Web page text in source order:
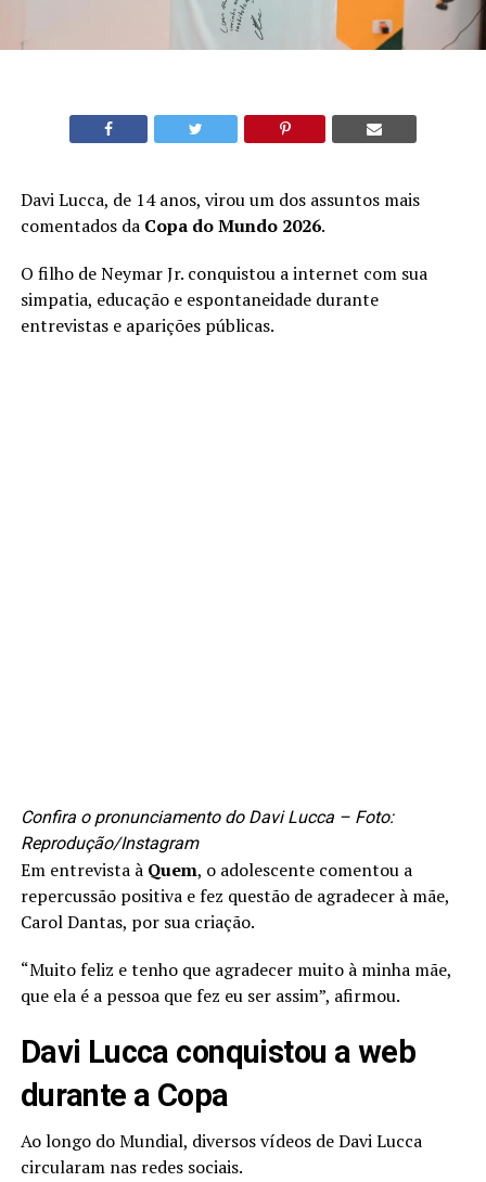
Davi Lucca, de 14 anos, virou um dos assuntos mais
comentados da Copa do Mundo 2026.
O filho de Neymar Jr. conquistou a internet com sua
simpatia, educação e espontaneidade durante
entrevistas e aparições públicas.
Confira o pronunciamento do Davi Lucca – Foto:
Reprodução/Instagram
Em entrevista à Quem, o adolescente comentou a
repercussão positiva e fez questão de agradecer à mãe,
Carol Dantas, por sua criação.
“Muito feliz e tenho que agradecer muito à minha mãe,
que ela é a pessoa que fez eu ser assim”, afirmou.
Davi Lucca conquistou a web
durante a Copa
Ao longo do Mundial, diversos vídeos de Davi Lucca
circularam nas redes sociais.